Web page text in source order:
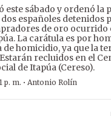
este sábado y ordenó la
españoles detenidos
de oro ocurrido
La carátula es por
de homicidio, ya que la
recluidos en el
de Itapúa (Cereso).
p. m. · Antonio Rolín